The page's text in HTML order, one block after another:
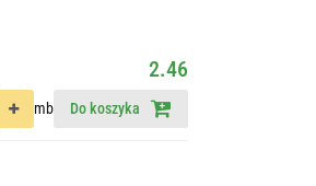
2.46
mb Do koszyka